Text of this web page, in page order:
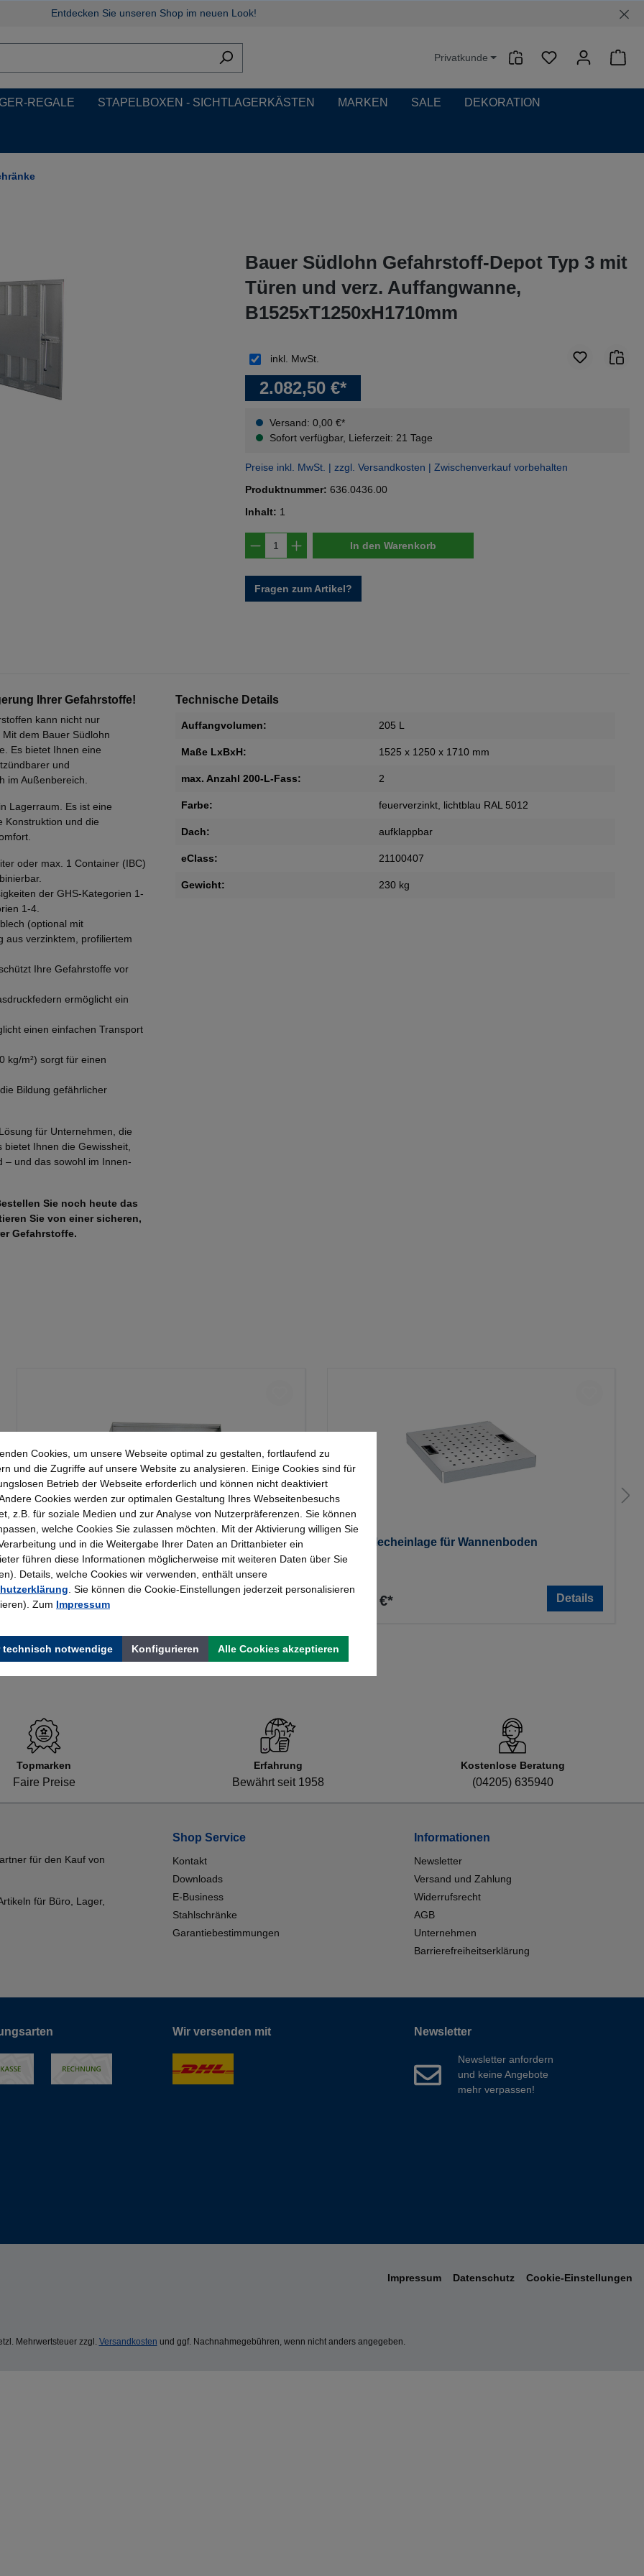
Entdecken Sie unseren Shop im neuen Look!
Privatkunde
REGALE STAPELBOXEN - SICHTLAGERKÄSTEN MARKEN SALE DEKORATION
Bauer Südlohn Gefahrstoff-Depot Typ 3 mit
Türen und verz. Auffangwanne,
B1525xT1250xH1710mm
2.082,50 €*
Versand: 0,00 €*
Sofort verfügbar, Lieferzeit: 21 Tage
inkl. MwSt.
Preise inkl. MwSt. | zzgl. Versandkosten | Zwischenverkauf vorbehalten
Produktnummer: 636.0436.00
Inhalt: 1
Produkt Anzahl: Gib den gewünschten Wert ein
In den Warenkorb
Fragen zum Artikel?
Ihrer Gefahrstoffe!
kann nicht nur
dem Bauer Südlohn
Es bietet Ihnen eine
und
im Außenbereich.
Lagerraum. Es ist eine
Konstruktion und die
oder max. 1 Container (IBC)
der GHS-Kategorien 1-
1-4.
(optional mit
aus verzinktem, profiliertem
Ihre Gefahrstoffe vor
ermöglicht ein
einen einfachen Transport
kg/m²) sorgt für einen
Bildung gefährlicher
für Unternehmen, die
Ihnen die Gewissheit,
– und das sowohl im Innen-
Sie noch heute das
Sie von einer sicheren,
Gefahrstoffe.
Technische Details
Auffangvolumen: 205 L
Maße LxBxH: 1525 x 1250 x 1710 mm
max. Anzahl 200-L-Fass: 2
Farbe: feuerverzinkt, lichtblau RAL 5012
Dach: aufklappbar
eClass: 21100407
Gewicht: 230 kg
Stumpf Wannenboden
72,35 €*
Lochblecheinlage für Wannenboden
28,80 €* Details
Topmarken
Faire Preise
Erfahrung
Bewährt seit 1958
Kostenlose Beratung
(04205) 635940
für den Kauf von
für Büro, Lager,
Shop Service
Kontakt
Downloads
E-Business
Stahlschränke
Garantiebestimmungen
Informationen
Newsletter
Versand und Zahlung
Widerrufsrecht
AGB
Unternehmen
Barrierefreiheitserklärung
Wir versenden mit Newsletter
Newsletter anfordern
und keine Angebote
mehr verpassen!
Impressum Datenschutz Cookie-Einstellungen
Mehrwertsteuer zzgl. Versandkosten und ggf. Nachnahmegebühren, wenn nicht anders angegeben.
Cookies, um unsere Webseite optimal zu gestalten, fortlaufend zu
und die Zugriffe auf unsere Website zu analysieren. Einige Cookies sind für
Betrieb der Webseite erforderlich und können nicht deaktiviert
Cookies werden zur optimalen Gestaltung Ihres Webseitenbesuchs
z.B. für soziale Medien und zur Analyse von Nutzerpräferenzen. Sie können
welche Cookies Sie zulassen möchten. Mit der Aktivierung willigen Sie
und in die Weitergabe Ihrer Daten an Drittanbieter ein
führen diese Informationen möglicherweise mit weiteren Daten über Sie
Details, welche Cookies wir verwenden, enthält unsere
. Sie können die Cookie-Einstellungen jederzeit personalisieren
Zum Impressum
technisch notwendige Konfigurieren Alle Cookies akzeptieren